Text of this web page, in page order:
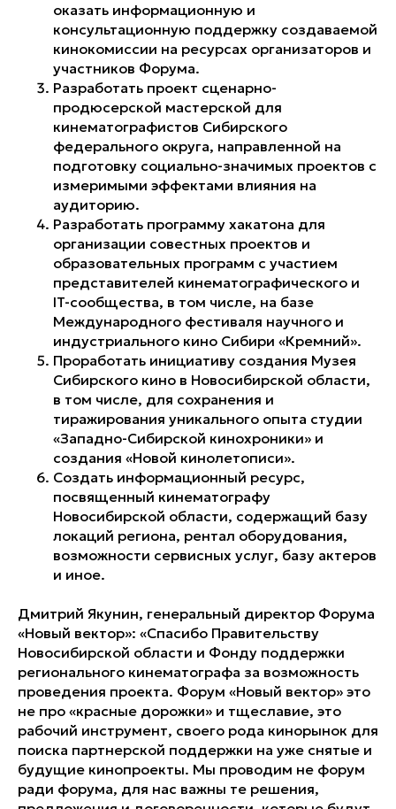
оказать информационную и
консультационную поддержку создаваемой
кинокомиссии на ресурсах организаторов и
участников Форума.
Разработать проект сценарно-
продюсерской мастерской для
кинематографистов Сибирского
федерального округа, направленной на
подготовку социально-значимых проектов с
измеримыми эффектами влияния на
аудиторию.
Разработать программу хакатона для
организации совестных проектов и
образовательных программ с участием
представителей кинематографического и
IT-сообщества, в том числе, на базе
Международного фестиваля научного и
индустриального кино Сибири «Кремний».
Проработать инициативу создания Музея
Сибирского кино в Новосибирской области,
в том числе, для сохранения и
тиражирования уникального опыта студии
«Западно-Сибирской кинохроники» и
создания «Новой кинолетописи».
Создать информационный ресурс,
посвященный кинематографу
Новосибирской области, содержащий базу
локаций региона, рентал оборудования,
возможности сервисных услуг, базу актеров
и иное.
Дмитрий Якунин, генеральный директор Форума
«Новый вектор»: «Спасибо Правительству
Новосибирской области и Фонду поддержки
регионального кинематографа за возможность
проведения проекта. Форум «Новый вектор» это
не про «красные дорожки» и тщеславие, это
рабочий инструмент, своего рода кинорынок для
поиска партнерской поддержки на уже снятые и
будущие кинопроекты. Мы проводим не форум
ради форума, для нас важны те решения,